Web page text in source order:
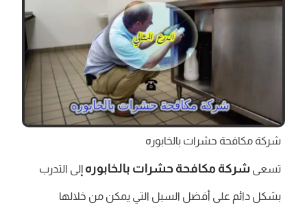
شركة مكافحة حشرات بالخابوره
تسعى شركة مكافحة حشرات بالخابوره إلى التدرب
بشكل دائم على أفضل السبل التي يمكن من خلالها